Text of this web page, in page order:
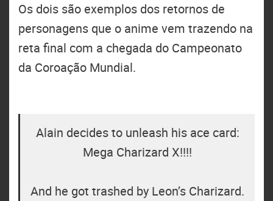
Os dois são exemplos dos retornos de
personagens que o anime vem trazendo na
reta final com a chegada do Campeonato
da Coroação Mundial.
Alain decides to unleash his ace card:
Mega Charizard X!!!!
And he got trashed by Leon’s Charizard.